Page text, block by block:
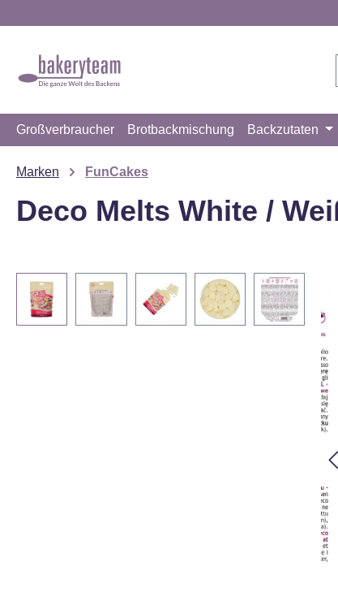
Großverbraucher Brotbackmischung Backzutaten
Marken FunCakes
Deco Melts White /
Bildergalerie überspringen